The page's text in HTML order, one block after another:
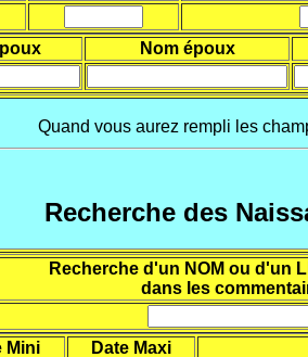
Nom époux
Quand vous aurez rempli les
Recherche des
Recherche d'un NOM ou d'un
dans les
Mini Date Maxi